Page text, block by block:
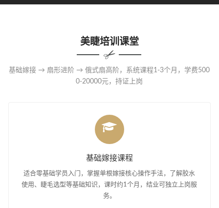
美睫培训课堂
基础嫁接 → 扇形进阶 → 俄式扇高阶，系统课程1-3个月，学费500
0-20000元，持证上岗
基础嫁接课程
适合零基础学员入门，掌握单根嫁接核心操作手法，了解胶水
使用、睫毛选型等基础知识，课时约1个月，结业可独立上岗服
务。